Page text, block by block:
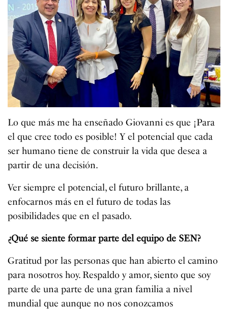
Lo que más me ha enseñado Giovanni es que ¡Para
el que cree todo es posible! Y el potencial que cada
ser humano tiene de construir la vida que desea a
partir de una decisión.
Ver siempre el potencial, el futuro brillante, a
enfocarnos más en el futuro de todas las
posibilidades que en el pasado.
¿Qué se siente formar parte del equipo de SEN?
Gratitud por las personas que han abierto el camino
para nosotros hoy. Respaldo y amor, siento que soy
parte de una parte de una gran familia a nivel
mundial que aunque no nos conozcamos